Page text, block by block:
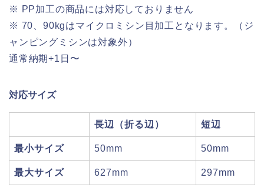
※ PP加工の商品には対応しておりません
※ 70、90kgはマイクロミシン目加工となります。（ジ
ャンピングミシンは対象外）
通常納期+1日〜
対応サイズ
長辺（折る辺） 短辺
最小サイズ 50mm 50mm
最大サイズ 627mm 297mm